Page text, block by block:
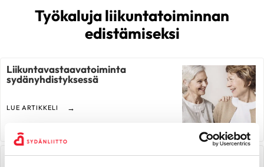
Työkaluja liikuntatoiminnan
edistämiseksi
Liikuntavastaavatoiminta
sydänyhdistyksessä
LUE ARTIKKELI
Sydänyhdistyksen